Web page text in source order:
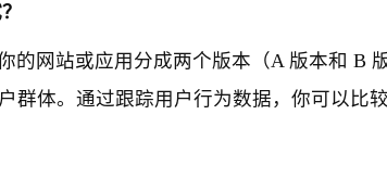
的网站或应用分成两个版本（A 版本和 B
群体。通过跟踪用户行为数据，你可以比